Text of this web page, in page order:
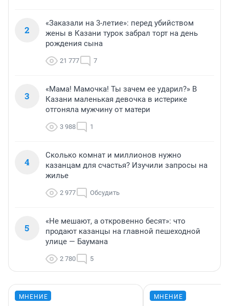
2
«Заказали на 3-летие»: перед убийством
жены в Казани турок забрал торт на день
рождения сына
21 777 7
3
«Мама! Мамочка! Ты зачем ее ударил?» В
Казани маленькая девочка в истерике
отгоняла мужчину от матери
3 988 1
4
Сколько комнат и миллионов нужно
казанцам для счастья? Изучили запросы на
жилье
2 977 Обсудить
5
«Не мешают, а откровенно бесят»: что
продают казанцы на главной пешеходной
улице — Баумана
2 780 5
МНЕНИЕ МНЕНИЕ